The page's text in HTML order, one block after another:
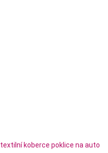
textilní koberce poklice na auto